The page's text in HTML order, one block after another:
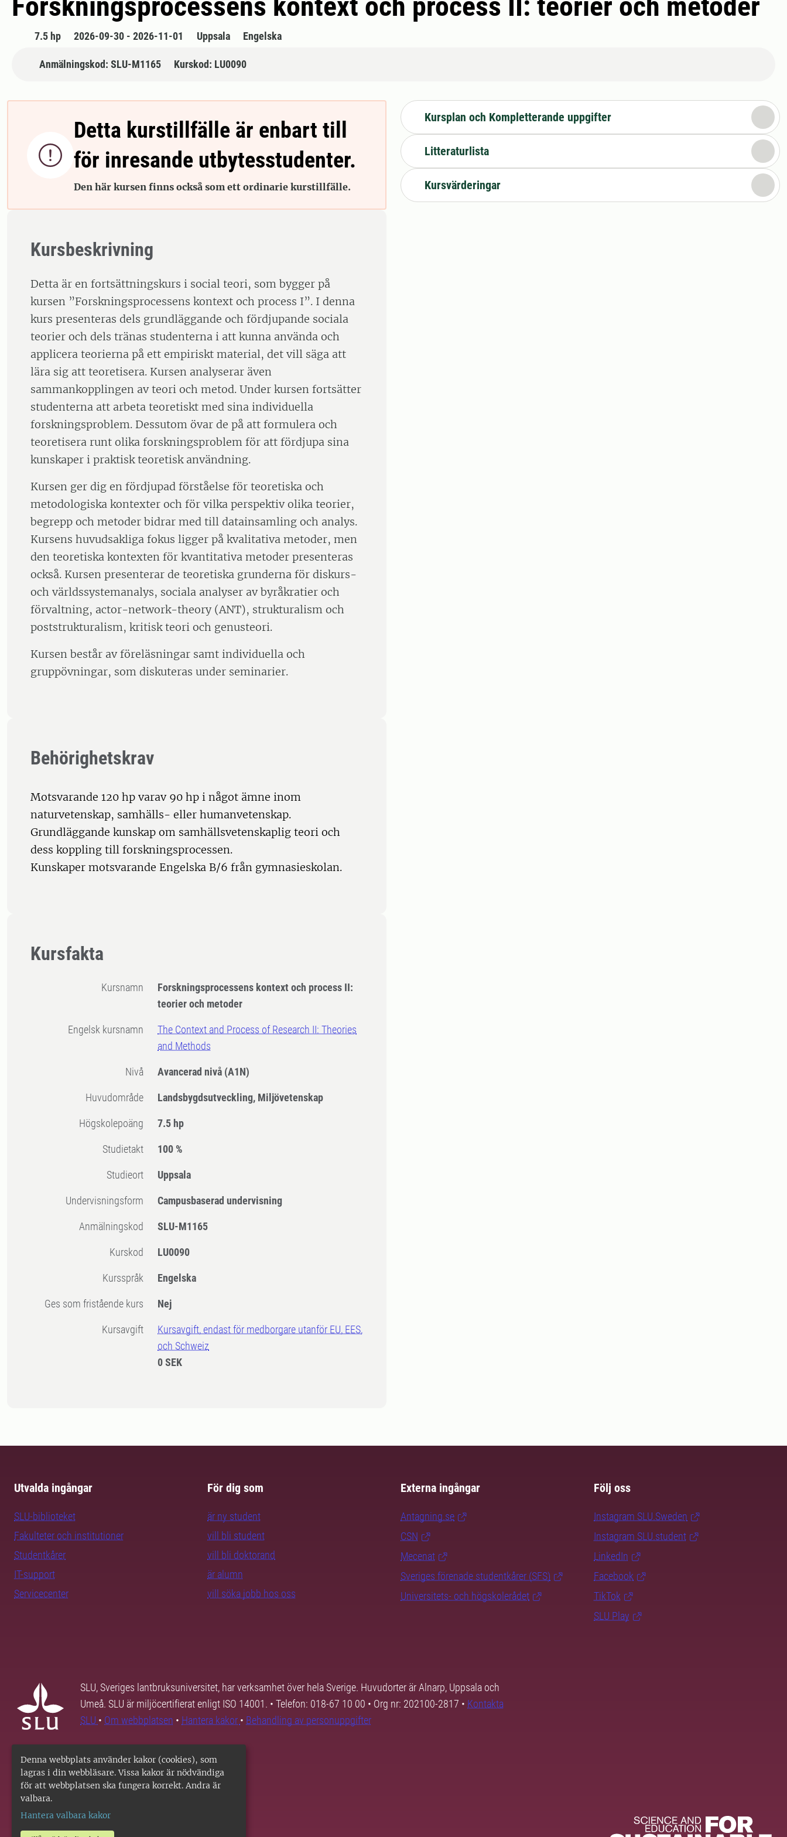
Denna webbplats använder kakor (cookies), som
lagras i din webbläsare. Vissa kakor är nödvändiga
för att webbplatsen ska fungera korrekt. Andra är
valbara.
Hantera valbara kakor
7.5 hp 2026-09-30 - 2026-11-01 Uppsala Engelska
Anmälningskod: SLU-M1165 Kurskod: LU0090

Detta kurstillfälle är enbart till
för inresande utbytesstudenter.
Den här kursen finns också som ett ordinarie kurstillfälle.
Kursbeskrivning
Detta är en fortsättningskurs i social teori, som bygger på
kursen ”Forskningsprocessens kontext och process I”. I denna
kurs presenteras dels grundläggande och fördjupande sociala
teorier och dels tränas studenterna i att kunna använda och
applicera teorierna på ett empiriskt material, det vill säga att
lära sig att teoretisera. Kursen analyserar även
sammankopplingen av teori och metod. Under kursen fortsätter
studenterna att arbeta teoretiskt med sina individuella
forskningsproblem. Dessutom övar de på att formulera och
teoretisera runt olika forskningsproblem för att fördjupa sina
kunskaper i praktisk teoretisk användning.
Kursen ger dig en fördjupad förståelse för teoretiska och
metodologiska kontexter och för vilka perspektiv olika teorier,
begrepp och metoder bidrar med till datainsamling och analys.
Kursens huvudsakliga fokus ligger på kvalitativa metoder, men
den teoretiska kontexten för kvantitativa metoder presenteras
också. Kursen presenterar de teoretiska grunderna för diskurs-
och världssystemanalys, sociala analyser av byråkratier och
förvaltning, actor-network-theory (ANT), strukturalism och
poststrukturalism, kritisk teori och genusteori.
Kursen består av föreläsningar samt individuella och
gruppövningar, som diskuteras under seminarier.
Behörighetskrav
Motsvarande 120 hp varav 90 hp i något ämne inom
naturvetenskap, samhälls- eller humanvetenskap.
Grundläggande kunskap om samhällsvetenskaplig teori och
dess koppling till forskningsprocessen.
Kunskaper motsvarande Engelska B/6 från gymnasieskolan.
Kursfakta
Kursnamn
Forskningsprocessens kontext och process II:
teorier och metoder
Engelsk kursnamn
The Context and Process of Research II: Theories
and Methods
Nivå Avancerad nivå (A1N)
Huvudområde Landsbygdsutveckling, Miljövetenskap
högskolepoäng 7.5 hp
Studietakt 100 %
Studieort Uppsala
Undervisningsform Campusbaserad undervisning
Anmälningskod SLU-M1165
Kurskod LU0090
Kursspråk Engelska
Ges som fristående kurs Nej
Kursavgift
Kursavgift, endast för medborgare utanför EU, EES,
och Schweiz
0 SEK
Kursplan och Kompletterande uppgifter
Litteraturlista
Kursvärderingar
Utvalda ingångar
SLU-biblioteket
Fakulteter och institutioner
Studentkårer
IT-support
Servicecenter
För dig som
är ny student
vill bli student
vill bli doktorand
är alumn
vill söka jobb hos oss
Externa ingångar
Antagning.se
CSN
Mecenat
Sveriges förenade studentkårer (SFS)
Universitets- och högskolerådet
Följ oss
Instagram SLU.Sweden
Instagram SLU.student
LinkedIn
Facebook
TikTok
SLU Play
SLU, Sveriges lantbruksuniversitet, har verksamhet över hela Sverige. Huvudorter är Alnarp, Uppsala och
Umeå. SLU är miljöcertifierat enligt ISO 14001. • Telefon: 018-67 10 00 • Org nr: 202100-2817 • Kontakta
SLU • Om webbplatsen • Hantera kakor • Behandling av personuppgifter